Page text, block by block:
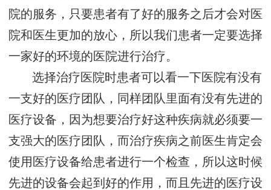
院的服务，只要患者有了好的服务之后才会对医
院和医生更加的放心，所以我们患者一定要选择
一家好的环境的医院进行治疗。
选择治疗医院时患者可以看一下医院有没有
一支好的医疗团队，同样团队里面有没有先进的
医疗设备，因为想要治疗好这种疾病就必须要一
支强大的医疗团队，而治疗疾病之前医生肯定会
使用医疗设备给患者进行一个检查，所以这时候
先进的设备会起到好的作用，而且先进的医疗设